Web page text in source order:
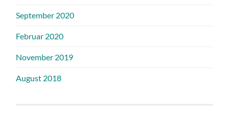
September 2020
Februar 2020
November 2019
August 2018